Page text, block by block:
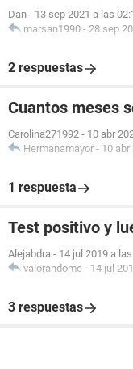
Dan - 13 sep 2021 a las
marsan1990 - 28 sep
2 respuestas
Cuantos meses
Carolina271992 - 10 abr
Hermanamayor - 10 abr
1 respuesta
Test positivo y
Alejabdra - 14 jul 2019 a
valorandome - 14 jul
3 respuestas